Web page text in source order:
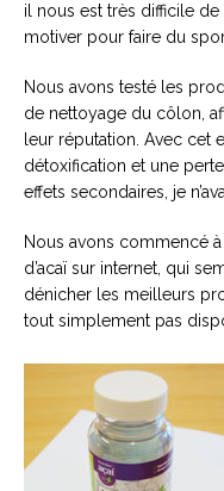
il nous est très difficile
motiver pour faire du
Nous avons testé les
de nettoyage du côlon,
leur réputation. Avec cet
détoxification et une
effets secondaires, je
Nous avons commencé
d’acaï sur internet, qui
dénicher les meilleurs
tout simplement pas